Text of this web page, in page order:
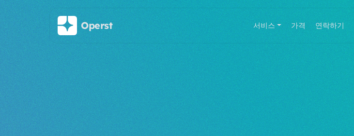
주요 콘텐츠로 건너뛰기
Operst 서비스 가격 연락하기